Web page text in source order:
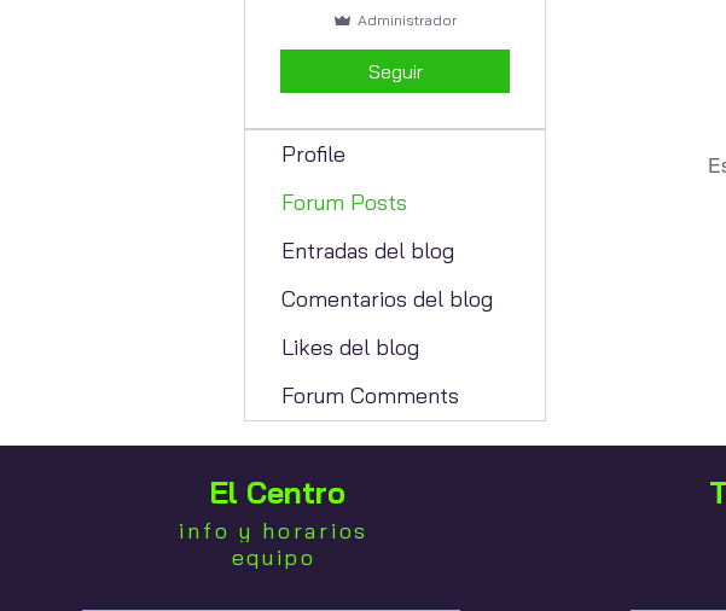
Administrador
Seguir
Profile
Forum Posts
Entradas del blog
Comentarios del blog
Likes del blog
Forum Comments
El Centro
info y horarios
equipo